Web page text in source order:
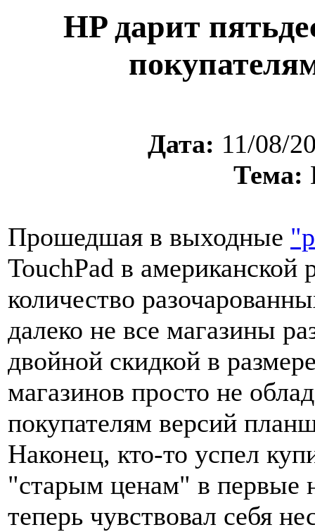
HP дарит
Дата: 11/08/
Тема:
Прошедшая в выходные
TouchPad в американской
количество
далеко не все магазины
двойной скидкой в
магазинов просто не
покупателям версий
Наконец, кто-то успел
"старым ценам" в первые
теперь чувствовал себя